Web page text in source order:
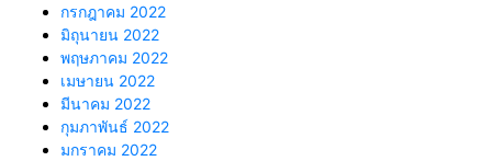
กรกฎาคม 2022
มิถุนายน 2022
พฤษภาคม 2022
เมษายน 2022
มีนาคม 2022
กุมภาพันธ์ 2022
มกราคม 2022